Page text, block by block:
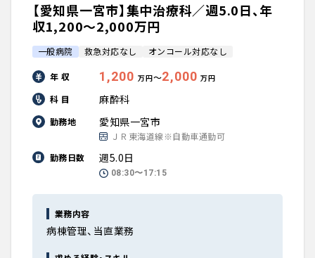
【愛知県一宮市】集中治療科／週5.0日、年
収1,200〜2,000万円
一般病院 救急対応なし オンコール対応なし
年 収 1,200 万円〜2,000 万円
科 目 麻酔科
勤務地 愛知県一宮市
ＪＲ東海道線※自動車通勤可
勤務日数
週5.0日
08:30〜17:15
業務内容
病棟管理、当直業務